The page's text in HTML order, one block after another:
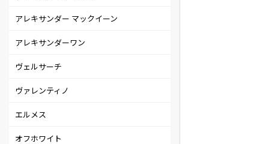
アレキサンダー マックイーン
アレキサンダーワン
ヴェルサーチ
ヴァレンティノ
エルメス
オフホワイト